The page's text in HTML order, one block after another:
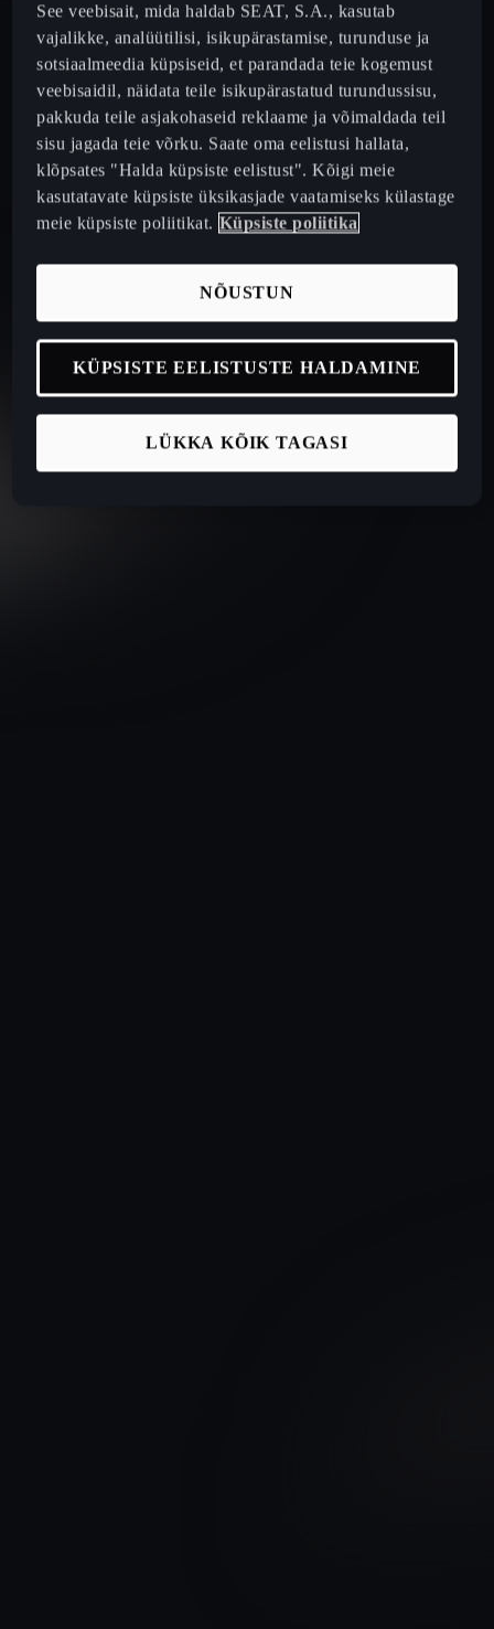
See veebisait, mida haldab SEAT, S.A., kasutab
vajalikke, analüütilisi, isikupärastamise, turunduse ja
sotsiaalmeedia küpsiseid, et parandada teie kogemust
veebisaidil, näidata teile isikupärastatud turundussisu,
pakkuda teile asjakohaseid reklaame ja võimaldada teil
sisu jagada teie võrku. Saate oma eelistusi hallata,
klõpsates "Halda küpsiste eelistust". Kõigi meie
kasutatavate küpsiste üksikasjade vaatamiseks külastage
meie küpsiste poliitikat. Küpsiste poliitika
LÜKKA KÕIK TAGASI
NÕUSTUN
KÜPSISTE EELISTUSTE HALDAMINE